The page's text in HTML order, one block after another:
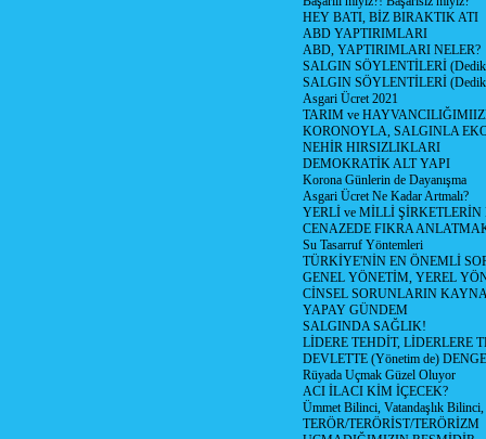
HEY BATI, BİZ BIRAKTIK ATI
ABD YAPTIRIMLARI
ABD, YAPTIRIMLARI NELER?
SALGIN SÖYLENTİLERİ
SALGIN SÖYLENTİLERİ
Asgari Ücret 2021
TARIM ve
KORONOYLA, SALGINLA
NEHİR HIRSIZLIKLARI
DEMOKRATİK ALT YAPI
Korona Günlerin de Dayanışma
Asgari Ücret Ne Kadar Artmalı?
YERLİ ve MİLLİ
CENAZEDE FIKRA
Su Tasarruf Yöntemleri
TÜRKİYE'NİN EN ÖNEMLİ
GENEL YÖNETİM, YEREL
CİNSEL SORUNLARIN
YAPAY GÜNDEM
SALGINDA SAĞLIK!
LİDERE TEHDİT, LİDERLERE
DEVLETTE (Yönetim de)
Rüyada Uçmak Güzel Oluyor
ACI İLACI KİM İÇECEK?
Ümmet Bilinci, Vatandaşlık
TERÖR/TERÖRİST/TERÖRİZM